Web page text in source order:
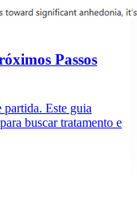
Passos
partida. Este guia
buscar tratamento e